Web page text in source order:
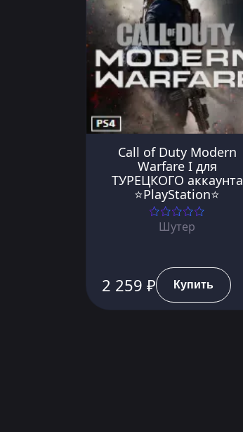
Call of Duty Modern
Warfare I для
ТУРЕЦКОГО аккаунта
⭐PlayStation⭐
Шутер
2 259 ₽ Купить